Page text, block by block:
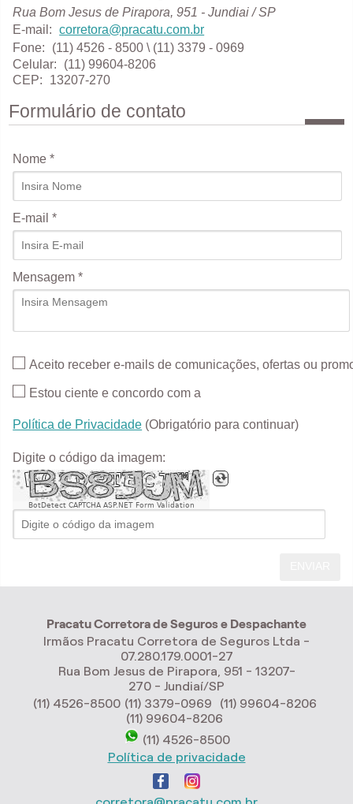
Rua Bom Jesus de Pirapora, 951 - Jundiai / SP
E-mail: corretora@pracatu.com.br
Fone:
(11) 4526 - 8500 \ (11) 3379 - 0969
Celular:
(11) 99604-8206
CEP:
13207-270
Formulário de contato
Nome *
E-mail *
Mensagem *
Aceito receber e-mails de comunicações, ofertas ou
Estou ciente e concordo com a
Política de Privacidade (Obrigatório para continuar)
Digite o código da imagem:
BotDetect CAPTCHA ASP.NET Form Validation
Pracatu Corretora de Seguros e Despachante
Irmãos Pracatu Corretora de Seguros Ltda -
07.280.179.0001-27
Rua Bom Jesus de Pirapora, 951 - 13207-
270 - Jundiaí/SP
(11) 4526-8500 (11) 3379-0969
(11) 99604-8206
(11) 99604-8206
(11) 4526-8500
Política de privacidade